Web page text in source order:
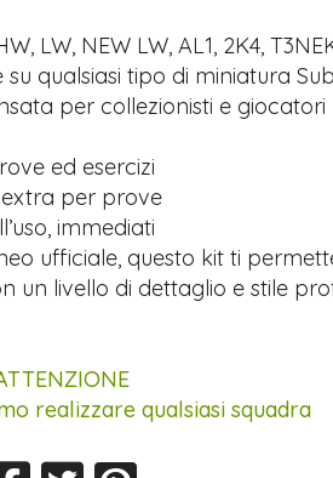
LW, NEW LW, AL1, 2K4,
qualsiasi tipo di miniatura
per collezionisti e giocatori
ed esercizi
extra per prove
immediati
ufficiale, questo kit ti
un livello di dettaglio e stile
realizzare qualsiasi squadra